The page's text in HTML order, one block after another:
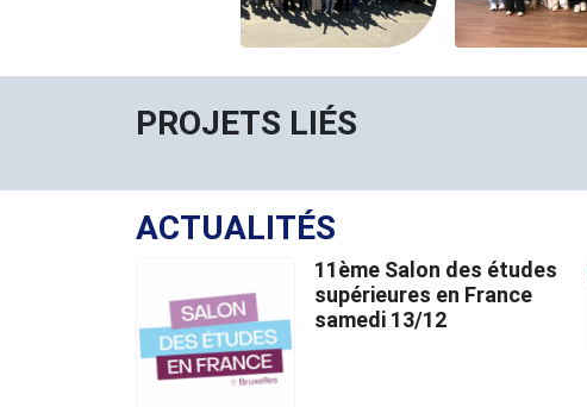
PROJETS LIÉS
ACTUALITÉS
11ème Salon des études
supérieures en France
samedi 13/12